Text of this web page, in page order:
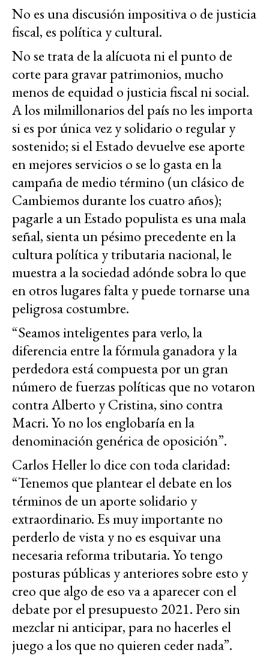
No es una discusión impositiva o de justicia
fiscal, es política y cultural.
No se trata de la alícuota ni el punto de
corte para gravar patrimonios, mucho
menos de equidad o justicia fiscal ni social.
A los milmillonarios del país no les importa
si es por única vez y solidario o regular y
sostenido; si el Estado devuelve ese aporte
en mejores servicios o se lo gasta en la
campaña de medio término (un clásico de
Cambiemos durante los cuatro años);
pagarle a un Estado populista es una mala
señal, sienta un pésimo precedente en la
cultura política y tributaria nacional, le
muestra a la sociedad adónde sobra lo que
en otros lugares falta y puede tornarse una
peligrosa costumbre.
“Seamos inteligentes para verlo, la
diferencia entre la fórmula ganadora y la
perdedora está compuesta por un gran
número de fuerzas políticas que no votaron
contra Alberto y Cristina, sino contra
Macri. Yo no los englobaría en la
denominación genérica de oposición”.
Carlos Heller lo dice con toda claridad:
“Tenemos que plantear el debate en los
términos de un aporte solidario y
extraordinario. Es muy importante no
perderlo de vista y no es esquivar una
necesaria reforma tributaria. Yo tengo
posturas públicas y anteriores sobre esto y
creo que algo de eso va a aparecer con el
debate por el presupuesto 2021. Pero sin
mezclar ni anticipar, para no hacerles el
juego a los que no quieren ceder nada”.